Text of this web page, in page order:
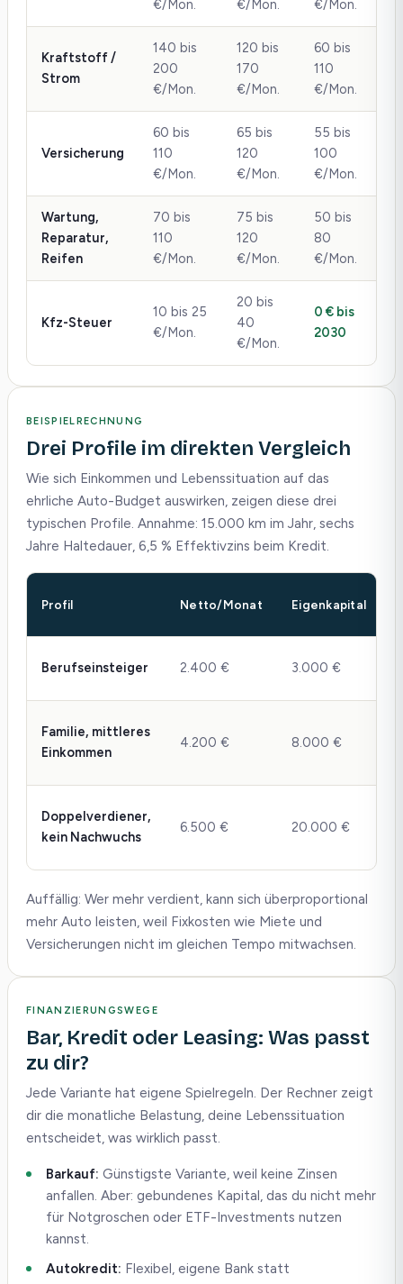
€/Mon. €/Mon. €/Mon.
Kraftstoff /
Strom
140 bis
200
€/Mon.
120 bis
170
€/Mon.
60 bis
110
€/Mon.
Versicherung
60 bis
110
€/Mon.
65 bis
120
€/Mon.
55 bis
100
€/Mon.
Wartung,
Reparatur,
Reifen
70 bis
110
€/Mon.
75 bis
120
€/Mon.
50 bis
80
€/Mon.
Kfz-Steuer
10 bis 25
€/Mon.
20 bis
40
€/Mon.
0 € bis
2030
BEISPIELRECHNUNG
Drei Profile im direkten Vergleich
Wie sich Einkommen und Lebenssituation auf das
ehrliche Auto-Budget auswirken, zeigen diese drei
typischen Profile. Annahme: 15.000 km im Jahr, sechs
Jahre Haltedauer, 6,5 % Effektivzins beim Kredit.
Profil Netto/Monat Eigenkapital
Berufseinsteiger 2.400 € 3.000 €
Familie, mittleres
Einkommen
4.200 € 8.000 €
Doppelverdiener,
kein Nachwuchs
6.500 € 20.000 €
Auffällig: Wer mehr verdient, kann sich überproportional
mehr Auto leisten, weil Fixkosten wie Miete und
Versicherungen nicht im gleichen Tempo mitwachsen.
FINANZIERUNGSWEGE
Bar, Kredit oder Leasing: Was passt
zu dir?
Jede Variante hat eigene Spielregeln. Der Rechner zeigt
dir die monatliche Belastung, deine Lebenssituation
entscheidet, was wirklich passt.
Barkauf: Günstigste Variante, weil keine Zinsen
anfallen. Aber: gebundenes Kapital, das du nicht mehr
für Notgroschen oder ETF-Investments nutzen
kannst.
Autokredit: Flexibel, eigene Bank statt